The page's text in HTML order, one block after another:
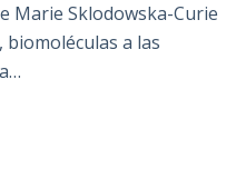
Marie Sklodowska-Curie
biomoléculas a las